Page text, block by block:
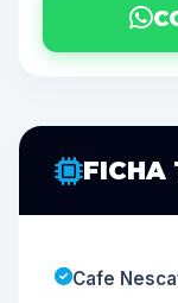
FICHA
Cafe